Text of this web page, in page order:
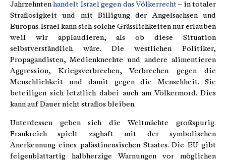
Jahrzehntenhandelt Israel gegen das Völkerrecht – in totaler
Straflosigkeit und mit Billigung der Angelsachsen und
Europas. Israel kann sich solche Grässlichkeiten nur erlauben
weil wir applaudieren, als ob diese Situation
selbstverständlich wäre. Die westlichen Politiker,
Propagandisten, Medienknechte und andere alimentieren
Aggression, Kriegsverbrechen, Verbrechen gegen die
Menschlichkeit und damit gegen die Menschheit. Sie
beteiligen sich letztlich dabei auch am Völkermord. Dies
kann auf Dauer nicht straflos bleiben.
Unterdessen geben sich die Weltmächte großspurig.
Frankreich spielt zaghaft mit der symbolischen
Anerkennung eines palästinensischen Staates. Die EU gibt
feigenblattartig halbherzige Warnungen vor möglichen